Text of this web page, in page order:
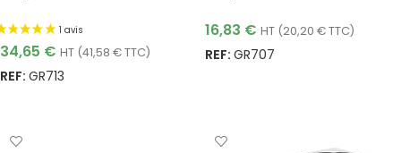
34,65 € HT (41,58 €TTC)
REF: GR713
16,83 € HT (20,20 €TTC)
REF: GR707